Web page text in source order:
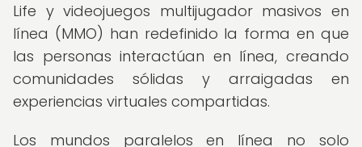
Life y videojuegos multijugador masivos en
línea (MMO) han redefinido la forma en que
las personas interactúan en línea, creando
comunidades sólidas y arraigadas en
experiencias virtuales compartidas.
Los mundos paralelos en línea no solo